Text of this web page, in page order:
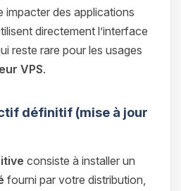
impacter des applications
directement l’interface
reste rare pour les usages
VPS.
définitif (mise à jour
consiste à installer un
fourni par votre distribution,